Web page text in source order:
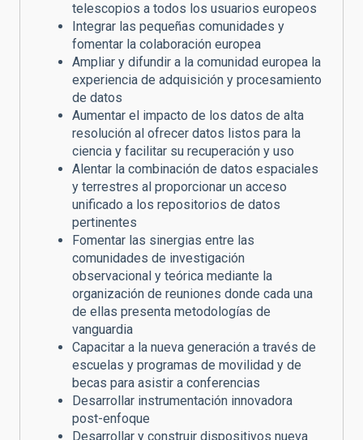
telescopios a todos los usuarios europeos
Integrar las pequeñas comunidades y
fomentar la colaboración europea
Ampliar y difundir a la comunidad europea la
experiencia de adquisición y procesamiento
de datos
Aumentar el impacto de los datos de alta
resolución al ofrecer datos listos para la
ciencia y facilitar su recuperación y uso
Alentar la combinación de datos espaciales
y terrestres al proporcionar un acceso
unificado a los repositorios de datos
pertinentes
Fomentar las sinergias entre las
comunidades de investigación
observacional y teórica mediante la
organización de reuniones donde cada una
de ellas presenta metodologías de
vanguardia
Capacitar a la nueva generación a través de
escuelas y programas de movilidad y de
becas para asistir a conferencias
Desarrollar instrumentación innovadora
post-enfoque
Desarrollar y construir dispositivos nueva